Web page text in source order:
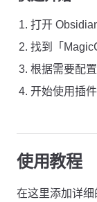
打开
找到「
根据需要配
开始使用插
使用教程
在这里添加详细